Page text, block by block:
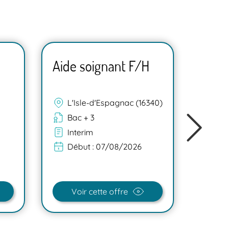
Aide soignant F/H
L'Isle-d'Espagnac (16340)
Bac + 3
Interim
Début : 07/08/2026
Voir cette offre